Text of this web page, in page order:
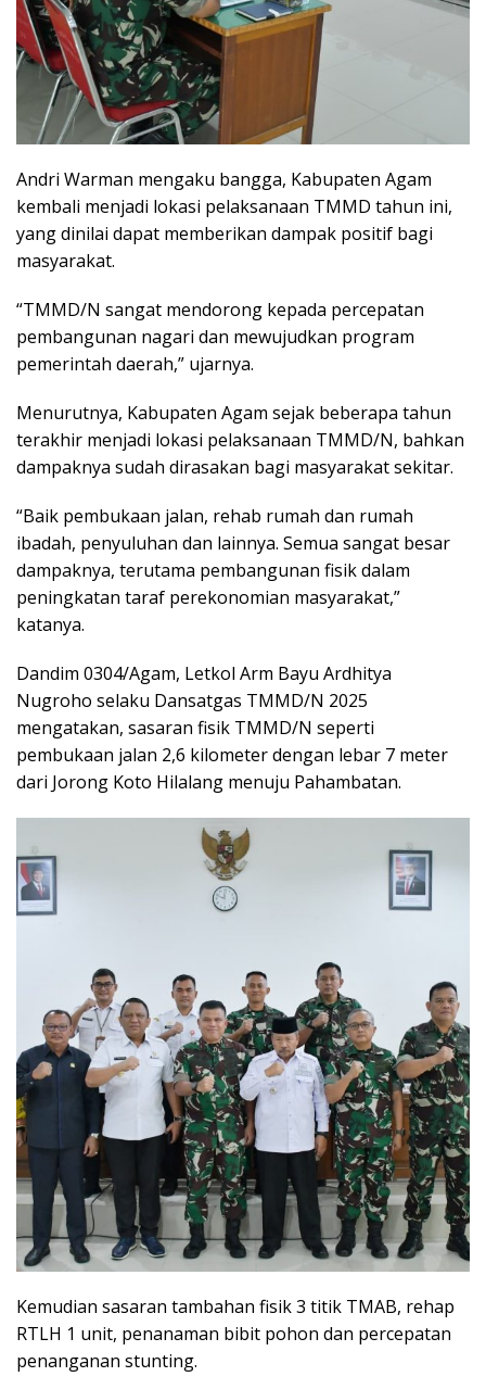
Andri Warman mengaku bangga, Kabupaten Agam
kembali menjadi lokasi pelaksanaan TMMD tahun ini,
yang dinilai dapat memberikan dampak positif bagi
masyarakat.
“TMMD/N sangat mendorong kepada percepatan
pembangunan nagari dan mewujudkan program
pemerintah daerah,” ujarnya.
Menurutnya, Kabupaten Agam sejak beberapa tahun
terakhir menjadi lokasi pelaksanaan TMMD/N, bahkan
dampaknya sudah dirasakan bagi masyarakat sekitar.
“Baik pembukaan jalan, rehab rumah dan rumah
ibadah, penyuluhan dan lainnya. Semua sangat besar
dampaknya, terutama pembangunan fisik dalam
peningkatan taraf perekonomian masyarakat,”
katanya.
Dandim 0304/Agam, Letkol Arm Bayu Ardhitya
Nugroho selaku Dansatgas TMMD/N 2025
mengatakan, sasaran fisik TMMD/N seperti
pembukaan jalan 2,6 kilometer dengan lebar 7 meter
dari Jorong Koto Hilalang menuju Pahambatan.
Kemudian sasaran tambahan fisik 3 titik TMAB, rehap
RTLH 1 unit, penanaman bibit pohon dan percepatan
penanganan stunting.